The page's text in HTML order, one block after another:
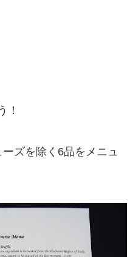
！
ズを除く6品をメニュ